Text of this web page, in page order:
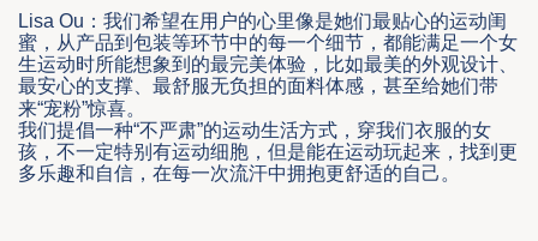
Lisa Ou ：我们希望在用户的心里像是她们最贴心的运动闺
蜜， 从产品到包装等环节中的每一个细节，都能满足一个女
生运动时所能想象到的最完美体验 ，比如最美的外观设计
最安心的支撑、最舒服无负担的面料体感，甚至给她们带
来“宠粉”惊喜。
我们提倡一种“不严肃”的运动生活方式，穿我们衣服的女
孩，不一定特别有运动细胞，但是能在运动玩起来，找到更
多乐趣和自信，在每一次流汗中拥抱更舒适的自己。